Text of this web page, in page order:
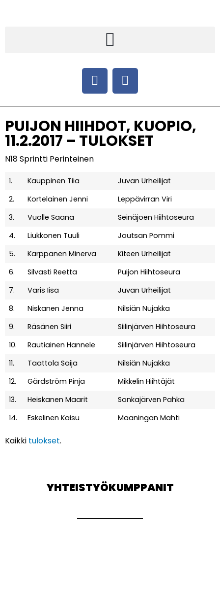
PUIJON HIIHDOT, KUOPIO,
11.2.2017 – TULOKSET
N18 Sprintti Perinteinen
1. Kauppinen Tiia
Juvan Urheilijat
2.
Kortelainen Jenni
Leppävirran Viri
3.
Vuolle Saana
Seinäjoen Hiihtoseura
4.
Liukkonen Tuuli
Joutsan Pommi
5.
Karppanen Minerva
Kiteen Urheilijat
6.
Silvasti Reetta
Puijon Hiihtoseura
7.
Varis Iisa
Juvan Urheilijat
8.
Niskanen Jenna
Nilsiän Nujakka
9.
Räsänen Siiri
Siilinjärven Hiihtoseura
10.
Rautiainen Hannele
Siilinjärven Hiihtoseura
11.
Taattola Saija
Nilsiän Nujakka
12.
Gärdström Pinja
Mikkelin Hiihtäjät
13.
Heiskanen Maarit
Sonkajärven Pahka
14.
Eskelinen Kaisu Maaningan Mahti
Kaikki tulokset.
YHTEISTYÖKUMPPANIT